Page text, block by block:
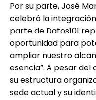
Por su parte, José
celebró la
parte de Datos101
oportunidad para
ampliar nuestro
esencia”. A pesar
su estructura
sede actual y su